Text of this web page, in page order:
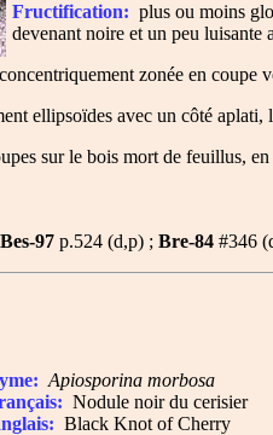
Fructification: plus ou moins
devenant noire et un peu luisante
zonée en coupe
ellipsoïdes avec un côté
sur le bois mort de feuillus, en
Bes-97 p.524 (d,p) ; Bre-84 #346
Apiosporina morbosa
Nodule noir du cerisier
Black Knot of Cherry